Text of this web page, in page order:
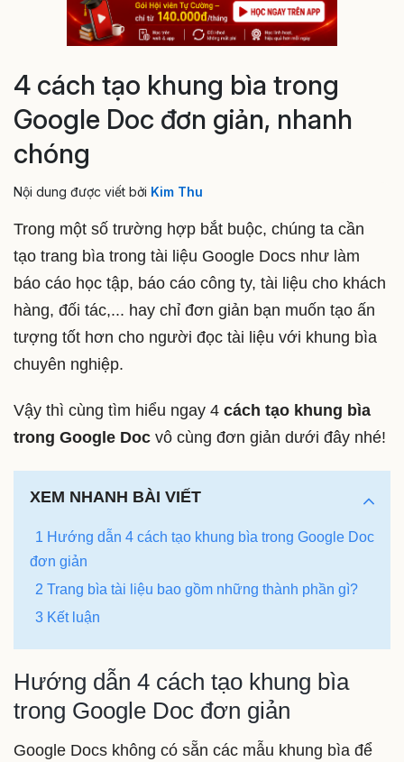
4 cách tạo khung bìa trong
Google Doc đơn giản, nhanh
chóng
Nội dung được viết bởi Kim Thu
Trong một số trường hợp bắt buộc, chúng ta cần
tạo trang bìa trong tài liệu Google Docs như làm
báo cáo học tập, báo cáo công ty, tài liệu cho khách
hàng, đối tác,... hay chỉ đơn giản bạn muốn tạo ấn
tượng tốt hơn cho người đọc tài liệu với khung bìa
chuyên nghiệp.
Vậy thì cùng tìm hiểu ngay 4 cách tạo khung bìa
trong Google Doc vô cùng đơn giản dưới đây nhé!
XEM NHANH BÀI VIẾT
1 Hướng dẫn 4 cách tạo khung bìa trong Google Doc
đơn giản
2 Trang bìa tài liệu bao gồm những thành phần gì?
3 Kết luận
Hướng dẫn 4 cách tạo khung bìa
trong Google Doc đơn giản
Google Docs không có sẵn các mẫu khung bìa để